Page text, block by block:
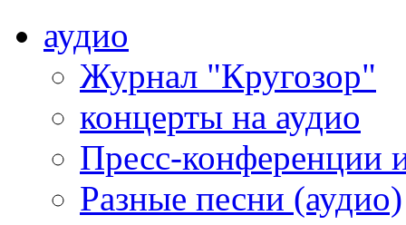
аудио
Журнал "Кругозор"
концерты на аудио
Пресс-конференции
Разные песни (аудио)